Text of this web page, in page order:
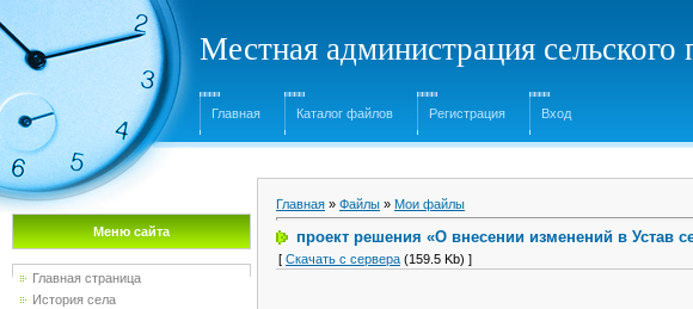
Местная администрация
Главная Каталог файлов Регистрация Вход
Меню сайта
Главная страница
История села
Главная » Файлы » Мои файлы
проект решения «О внесении изменений в Устав
[ Скачать с сервера (159.5 Kb) ]